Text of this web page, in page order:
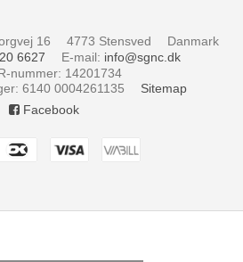
16 4773 Stensved
Danmark
6627 E-mail: info@sgnc.dk
nummer: 14201734
: 6140 0004261135
Sitemap
Facebook